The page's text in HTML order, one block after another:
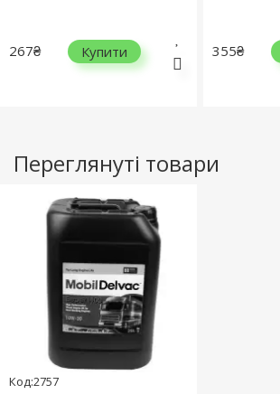
267₴ Купити 355₴
Переглянуті товари
Код:2757